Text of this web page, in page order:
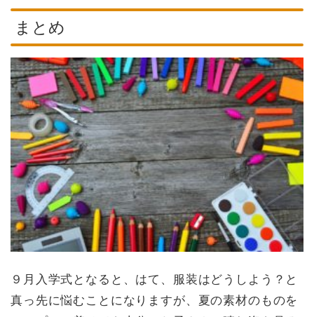
まとめ
９月入学式となると、はて、服装はどうしよう？と
真っ先に悩むことになりますが、夏の素材のものを